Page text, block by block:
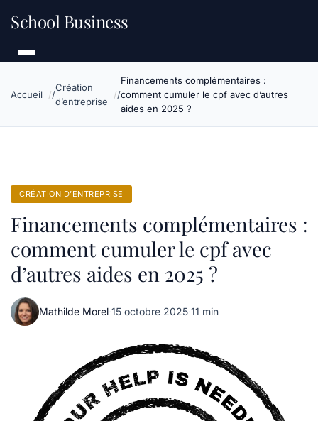
School Business
Accueil
Création
d’entreprise
Financements complémentaires :
comment cumuler le cpf avec d’autres
aides en 2025 ?
CRÉATION D’ENTREPRISE
Financements complémentaires :
comment cumuler le cpf avec
d’autres aides en 2025 ?
Mathilde Morel·15 octobre 2025·11 min